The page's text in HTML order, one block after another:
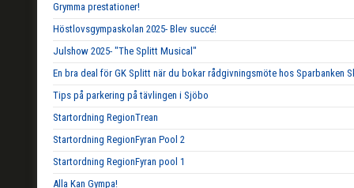
Grymma prestationer!
Höstlovsgympaskolan 2025- Blev succé!
Julshow 2025- "The Splitt Musical"
En bra deal för GK Splitt när du bokar rådgivningsmöte hos Sparbanken
Tips på parkering på tävlingen i Sjöbo
Startordning RegionTrean
Startordning RegionFyran Pool 2
Startordning RegionFyran pool 1
Alla Kan Gympa!